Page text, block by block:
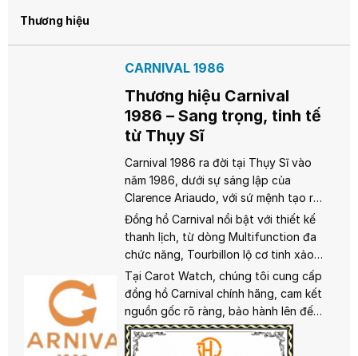
Thương hiệu
CARNIVAL 1986
Thương hiệu Carnival
1986 – Sang trọng, tinh tế
từ Thụy Sĩ
Carnival 1986 ra đời tại Thụy Sĩ vào
năm 1986, dưới sự sáng lập của
Clarence Ariaudo, với sứ mệnh tạo ra
những chiếc đồng hồ sang trọng, bền
bỉ và chính xác. Kết hợp giữa truyền
thống chế tác Thụy Sĩ và công nghệ
hiện đại, Carnival đã chinh phục trái
tim người yêu đồng hồ trên toàn cầu.
Đồng hồ Carnival nổi bật với thiết kế
thanh lịch, từ dòng Multifunction đa
chức năng, Tourbillon lộ cơ tinh xảo,
đến Tritium sáng rõ trong bóng tối.
Sử dụng cả bộ máy quartz và
automatic, Carnival đảm bảo độ chính
xác và độ bền vượt trội, cùng khả
năng chống nước từ 3ATM trở lên.
Tại Carot Watch, chúng tôi cung cấp
đồng hồ Carnival chính hãng, cam kết
nguồn gốc rõ ràng, bảo hành lên đến
2 năm và dịch vụ hậu mãi tận tâm.
Hãy để Carnival nâng tầm phong